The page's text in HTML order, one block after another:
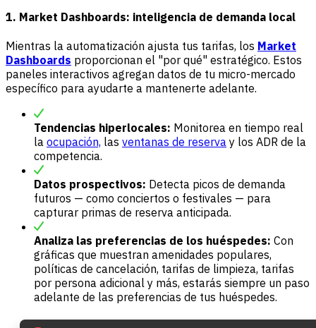
1. Market Dashboards: inteligencia de demanda local
Mientras la automatización ajusta tus tarifas, los Market
Dashboards proporcionan el "por qué" estratégico. Estos
paneles interactivos agregan datos de tu micro-mercado
específico para ayudarte a mantenerte adelante.
Tendencias hiperlocales: Monitorea en tiempo real
la ocupación, las ventanas de reserva y los ADR de la
competencia.
Datos prospectivos: Detecta picos de demanda
futuros — como conciertos o festivales — para
capturar primas de reserva anticipada.
Analiza las preferencias de los huéspedes: Con
gráficas que muestran amenidades populares,
políticas de cancelación, tarifas de limpieza, tarifas
por persona adicional y más, estarás siempre un paso
adelante de las preferencias de tus huéspedes.